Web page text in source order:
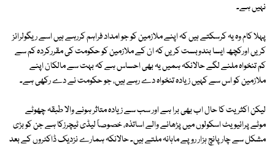
نہیں ہے۔
پہلا کام وہ یہ کرسکتے ہیں کہ اپنے ملازمین کو جو امداد فراہم کررہے ہیں اسے ریگولرائز
کریں اورکچھ ایسا بندوبست کریں کہ ان کے ملازمین کو حکومت کی مقررکردہ کم سے
کم تنخواہ ملنے لگے حالانکہ ہمیں یہ بھی احساس ہے کہ بہت سے مالکان اپنے
ملازمین کو اس سے کہیں زیادہ تنخواہ دے رہے ہیں، جو حکومت نے دے رکھی ہے۔
لیکن اکثریت کا حال اب بھی برا ہے اور سب سے زیادہ متاثر ہونے والا طبقہ چھوٹے
موٹے پرائیویٹ اسکولوں میں پڑھانے والے اساتذہ، خصوصاً لیڈی ٹیچرزکا ہے جن کو بڑی
مشکل سے چار پانچ ہزار روپے ماہانہ ملتے ہیں۔ حالانکہ ہمارے نزدیک ڈاکٹروں کے بعد